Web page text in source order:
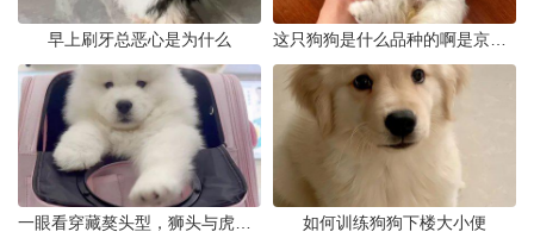
早上刷牙总恶心是为什么
如何训练狗狗下楼大小便